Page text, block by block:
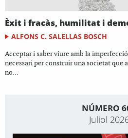
Èxit i fracàs, humilitat i
ALFONS C. SALELLAS BOSCH
Acceptar i saber viure amb la
necessari per construir una societat que
no...
NÚMERO
Juliol